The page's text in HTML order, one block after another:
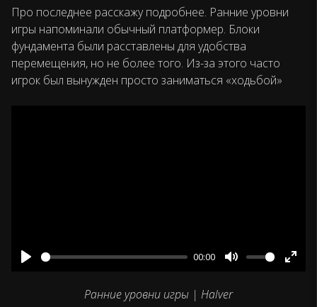
Про последнее расскажу подробнее. Ранние уровни
игры напоминали обычный платформер. Блоки
фундамента были расставлены для удобства
перемещения, но не более того. Из-за этого часто
игрок был вынужден просто заниматься «ходьбой»
00:00
Ранние уровни игры | Halver